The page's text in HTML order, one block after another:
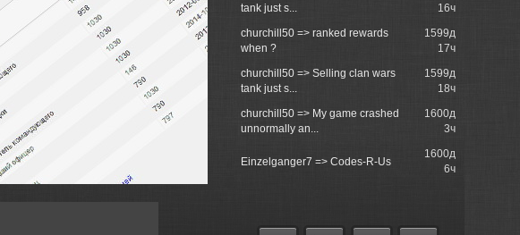
tank just s...
16ч
churchill50 => ranked rewards
when ?
1599д
17ч
churchill50 => Selling clan wars
tank just s...
1599д
18ч
churchill50 => My game crashed
unnormally an...
1600д
3ч
Einzelganger7 => Codes-R-Us
1600д
6ч